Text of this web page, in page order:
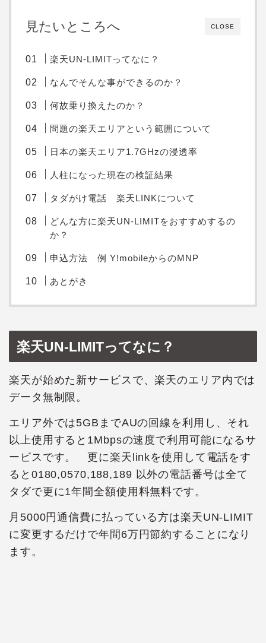
CLOSE
見たいところへ
楽天UN-LIMITってなに？
なんでそんな事ができるのか？
何故乗り換えたのか？
問題の楽天エリアという範囲について
日本の楽天エリア1.7GHzの浸透率
人柱になった現在の検証結果
タダがけ電話 楽天LINKについて
どんな方に楽天UN-LIMITをおすすめするの
か？
申込方法 例 Y!mobileからのMNP
あとがき
楽天UN-LIMITってなに？
楽天が始めた新サービスで、楽天のエリア内では
データ無制限。
エリア外では5GBまでAUの回線を利用し、それ
以上使用すると1Mbpsの速度で利用可能になるサ
ービスです。 更に楽天linkを使用して電話をす
ると0180,0570,188,189 以外の電話番号は全て
タダで更に1年間全額使用料無料です。
月5000円通信費に払っている方は楽天UN-LIMIT
に変更するだけで年間6万円節約することになり
ます。